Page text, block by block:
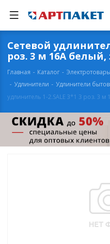
Сетевой
роз. 3 м 16А
Главная - Каталог - Электротовары
- Удлинители - Удлинители
удлинитель 1-2.SALE 3*1 3 роз. 3